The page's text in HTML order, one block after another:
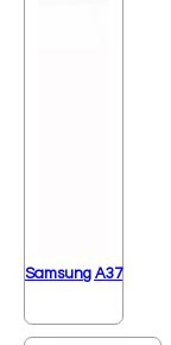
Samsung A37